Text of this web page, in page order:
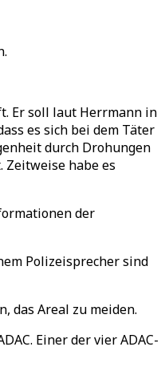
Er soll laut Herrmann in
es sich bei dem Täter
durch Drohungen
Zeitweise habe es
der
Polizeisprecher sind
das Areal zu meiden.
Einer der vier ADAC-